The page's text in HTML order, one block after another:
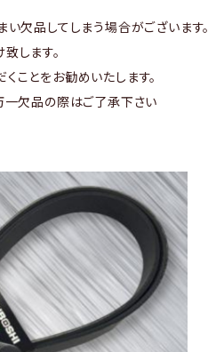
欠品してしまう場合がございます。
します。
ことをお勧めいたします。
一欠品の際はご了承下さい